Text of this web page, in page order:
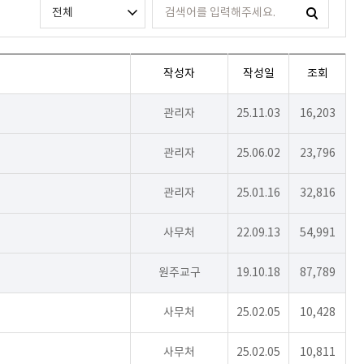
작성자 작성일 조회
관리자 25.11.03 16,203
관리자 25.06.02 23,796
관리자 25.01.16 32,816
사무처 22.09.13 54,991
원주교구 19.10.18 87,789
사무처 25.02.05 10,428
사무처 25.02.05 10,811